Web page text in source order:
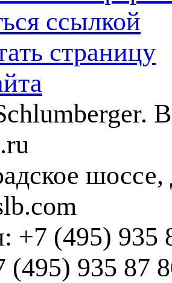
ссылкой
страницу
+7 (495) 935
(495) 935 87